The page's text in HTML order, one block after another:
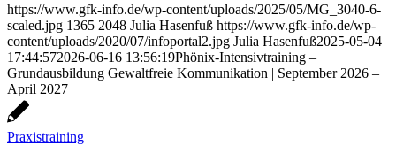
https://www.gfk-info.de/wp-content/uploads/2025/05/MG_3040-6-
scaled.jpg 1365 2048 Julia Hasenfuß https://www.gfk-info.de/wp-
content/uploads/2020/07/infoportal2.jpg Julia Hasenfuß2025-05-04
17:44:572026-06-16 13:56:19Phönix-Intensivtraining –
Grundausbildung Gewaltfreie Kommunikation | September 2026 –
April 2027
Praxistraining